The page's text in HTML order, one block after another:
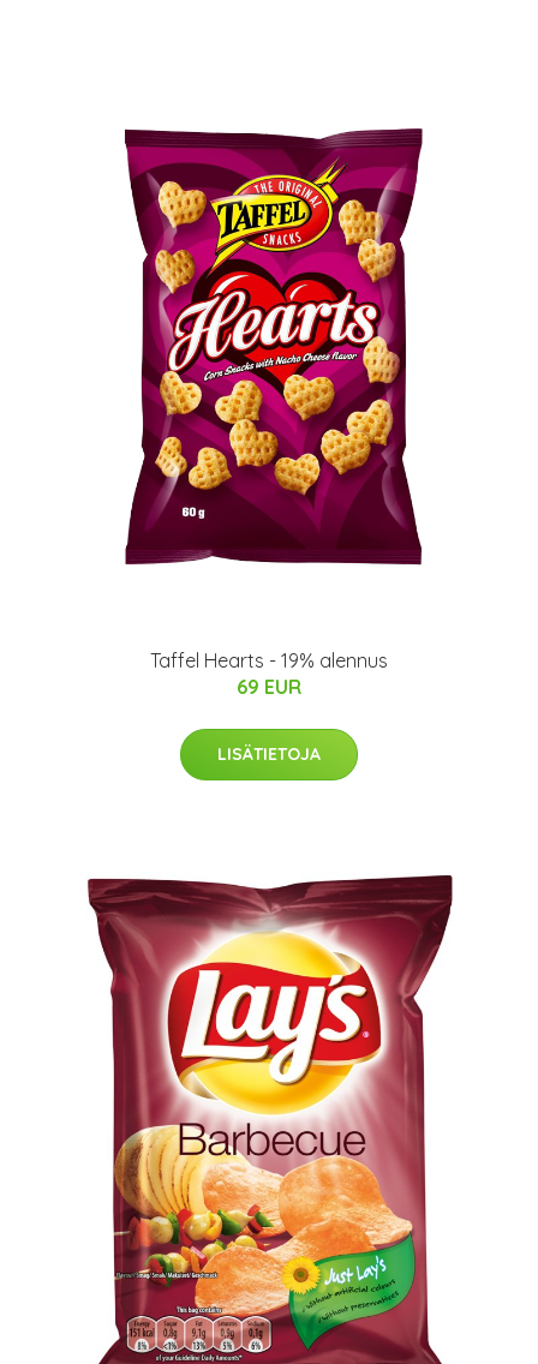
Taffel Hearts - 19% alennus
69 EUR
LISÄTIETOJA